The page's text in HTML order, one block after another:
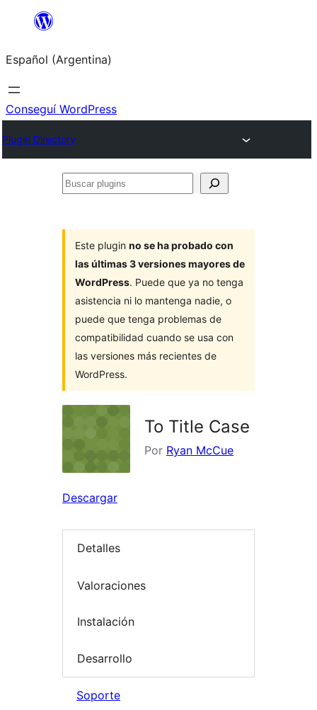
Saltar
contenido
Español (Argentina)
Conseguí WordPress
Plugin Directory
Buscar
Este plugin no se ha probado con
las últimas 3 versiones mayores de
WordPress. Puede que ya no tenga
asistencia ni lo mantenga nadie, o
puede que tenga problemas de
compatibilidad cuando se usa con
las versiones más recientes de
WordPress.
To Title Case
Por Ryan McCue
Descargar
Detalles
Valoraciones
Instalación
Desarrollo
Soporte